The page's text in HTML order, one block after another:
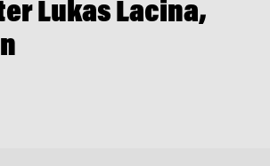
Lukas Lacina,